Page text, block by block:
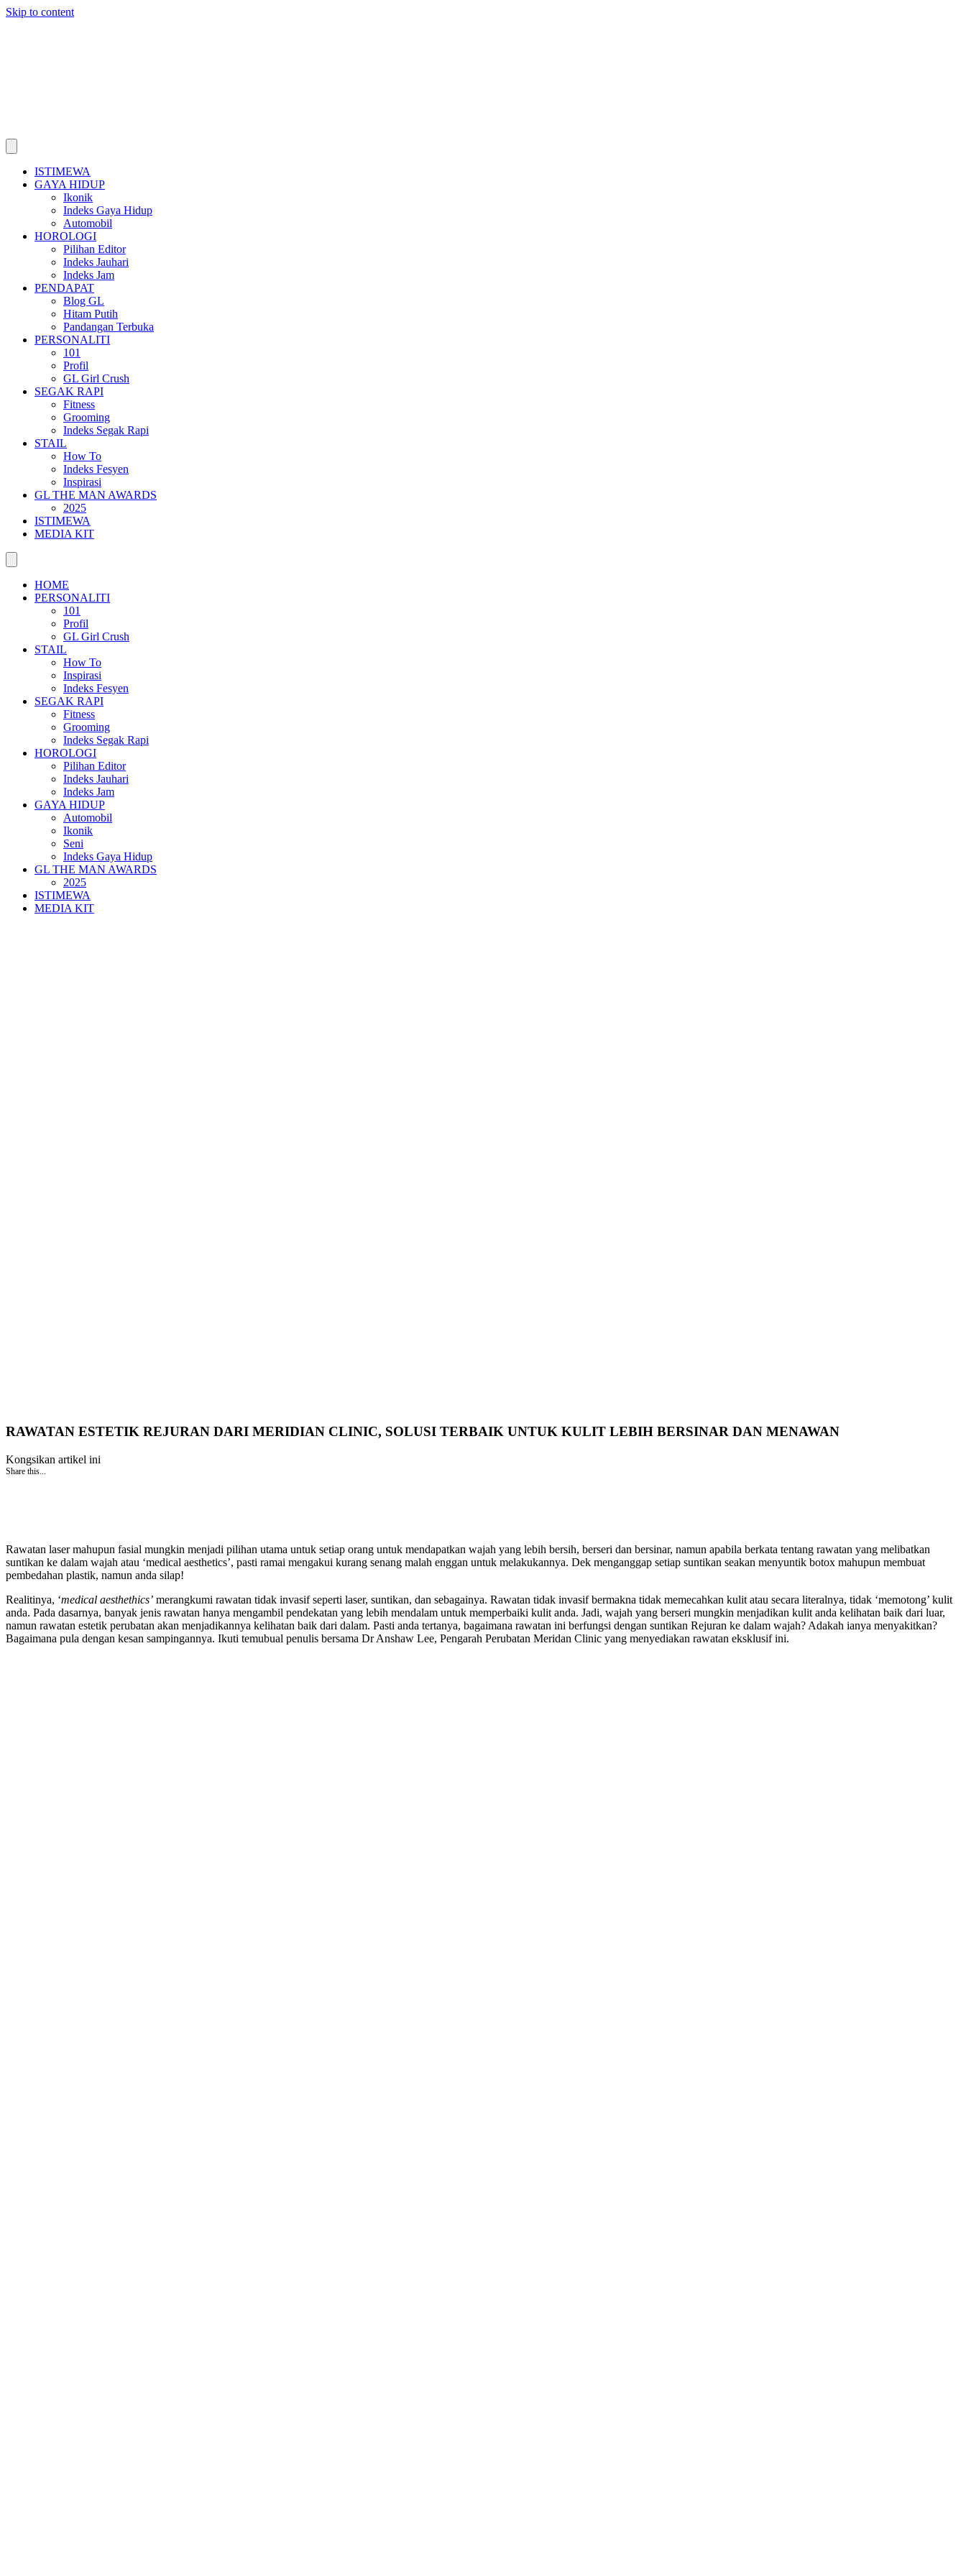
Skip to content
ISTIMEWA
GAYA HIDUP
Ikonik
Indeks Gaya Hidup
Automobil
HOROLOGI
Pilihan Editor
Indeks Jauhari
Indeks Jam
PENDAPAT
Blog GL
Hitam Putih
Pandangan Terbuka
PERSONALITI
101
Profil
GL Girl Crush
SEGAK RAPI
Fitness
Grooming
Indeks Segak Rapi
STAIL
How To
Indeks Fesyen
Inspirasi
GL THE MAN AWARDS
2025
ISTIMEWA
MEDIA KIT
HOME
PERSONALITI
101
Profil
GL Girl Crush
STAIL
How To
Inspirasi
Indeks Fesyen
SEGAK RAPI
Fitness
Grooming
Indeks Segak Rapi
HOROLOGI
Pilihan Editor
Indeks Jauhari
Indeks Jam
GAYA HIDUP
Automobil
Ikonik
Seni
Indeks Gaya Hidup
GL THE MAN AWARDS
2025
ISTIMEWA
MEDIA KIT
RAWATAN ESTETIK REJURAN DARI MERIDIAN CLINIC, SOLUSI TERBAIK UNTUK KULIT LEBIH BERSINAR DAN MENAWAN
Kongsikan artikel ini
Share this...
Rawatan laser mahupun fasial mungkin menjadi pilihan utama untuk setiap orang untuk mendapatkan wajah yang lebih bersih, berseri dan bersinar, namun apabila berkata tentang rawatan yang melibatkan
suntikan ke dalam wajah atau ‘medical aesthetics’, pasti ramai mengakui kurang senang malah enggan untuk melakukannya. Dek menganggap setiap suntikan seakan menyuntik botox mahupun membuat
pembedahan plastik, namun anda silap!
Realitinya, ‘medical aesthethics’ merangkumi rawatan tidak invasif seperti laser, suntikan, dan sebagainya. Rawatan tidak invasif bermakna tidak memecahkan kulit atau secara literalnya, tidak ‘memotong’ kulit
anda. Pada dasarnya, banyak jenis rawatan hanya mengambil pendekatan yang lebih mendalam untuk memperbaiki kulit anda. Jadi, wajah yang berseri mungkin menjadikan kulit anda kelihatan baik dari luar,
namun rawatan estetik perubatan akan menjadikannya kelihatan baik dari dalam. Pasti anda tertanya, bagaimana rawatan ini berfungsi dengan suntikan Rejuran ke dalam wajah? Adakah ianya menyakitkan?
Bagaimana pula dengan kesan sampingannya. Ikuti temubual penulis bersama Dr Anshaw Lee, Pengarah Perubatan Meridan Clinic yang menyediakan rawatan eksklusif ini.